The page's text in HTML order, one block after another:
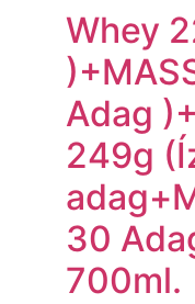
Whey
Adag
249g
30
700ml.